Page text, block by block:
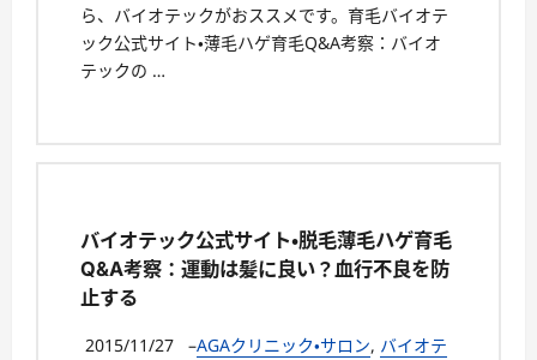
ら、バイオテックがおススメです。育毛バイオテ
ック公式サイト・薄毛ハゲ育毛Q&A考察：バイオ
テックの …
バイオテック公式サイト・脱毛薄毛ハゲ育毛
Q&A考察：運動は髪に良い？血行不良を防
止する
2015/11/27 –AGAクリニック・サロン, バイオテ